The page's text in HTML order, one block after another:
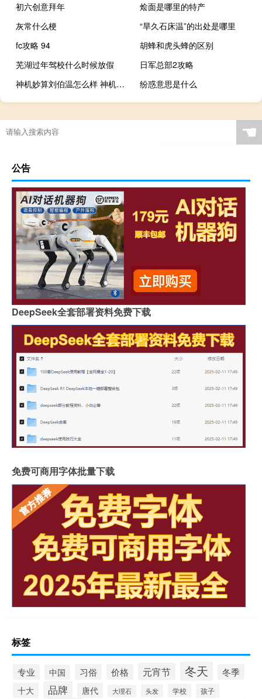
初六创意拜年
烩面是哪里的特产
灰常什么梗
“旱久石床温”的出处是哪里
fc攻略 94
胡蜂和虎头蜂的区别
芜湖过年驾校什么时候放假
日军总部2攻略
神机妙算刘伯温怎么样 神机妙算刘伯温第七单元
纷惑意思是什么
☚
公告
DeepSeek全套部署资料免费下载
免费可商用字体批量下载
标签
专业 中国 习俗 价格 元宵节 冬天 冬季
十大 品牌 唐代 大理石 头发 学校 孩子